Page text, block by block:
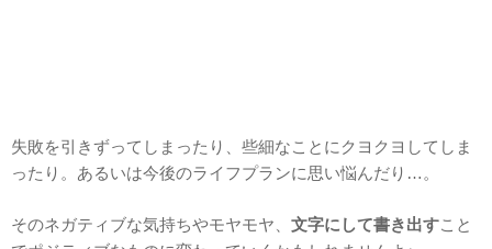
失敗を引きずってしまったり、些細なことにクヨクヨしてしま
ったり。あるいは今後のライフプランに思い悩んだり…。
そのネガティブな気持ちやモヤモヤ、 文字にして書き出すこと